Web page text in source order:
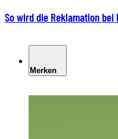
So wird die Reklamation bei
Merken